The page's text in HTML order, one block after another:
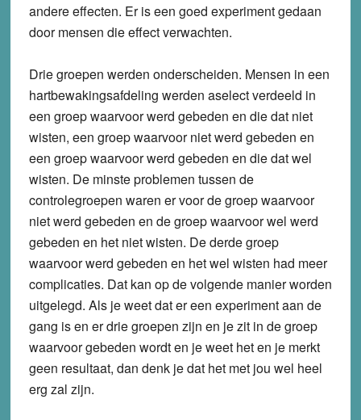
andere effecten. Er is een goed experiment gedaan
door mensen die effect verwachten.
Drie groepen werden onderscheiden. Mensen in een
hartbewakingsafdeling werden aselect verdeeld in
een groep waarvoor werd gebeden en die dat niet
wisten, een groep waarvoor niet werd gebeden en
een groep waarvoor werd gebeden en die dat wel
wisten. De minste problemen tussen de
controlegroepen waren er voor de groep waarvoor
niet werd gebeden en de groep waarvoor wel werd
gebeden en het niet wisten. De derde groep
waarvoor werd gebeden en het wel wisten had meer
complicaties. Dat kan op de volgende manier worden
uitgelegd. Als je weet dat er een experiment aan de
gang is en er drie groepen zijn en je zit in de groep
waarvoor gebeden wordt en je weet het en je merkt
geen resultaat, dan denk je dat het met jou wel heel
erg zal zijn.